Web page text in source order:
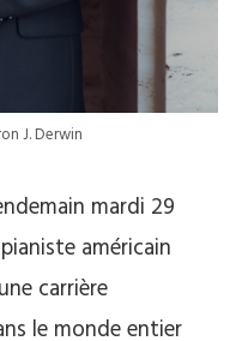
J. Derwin
mardi 29
américain
carrière
le monde entier